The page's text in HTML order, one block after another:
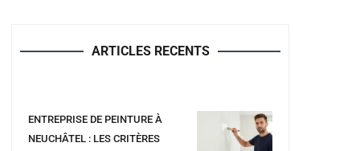
ARTICLES RECENTS
ENTREPRISE DE PEINTURE À
NEUCHÂTEL : LES CRITÈRES